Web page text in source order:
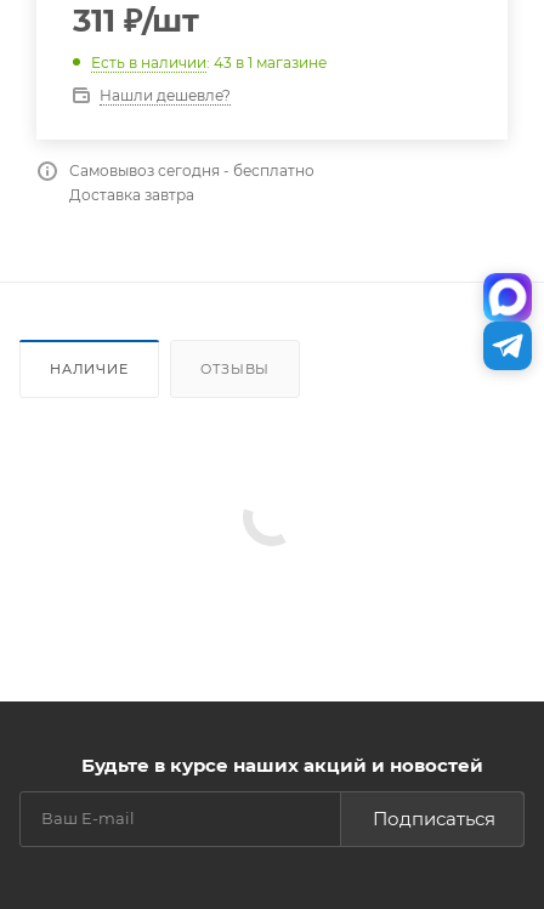
311 ₽/шт
Есть в наличии: 43 в 1 магазине
Нашли дешевле?
Самовывоз сегодня - бесплатно
Доставка завтра
НАЛИЧИЕ ОТЗЫВЫ
Будьте в курсе наших акций и новостей
Подписаться